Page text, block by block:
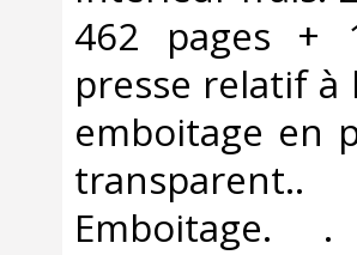
462 pages +
presse relatif à
emboitage en
Emboitage. .